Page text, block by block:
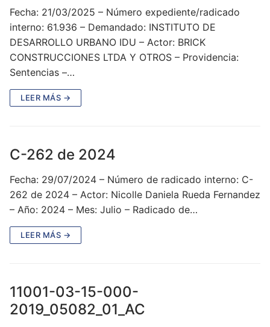
Fecha: 21/03/2025 – Número expediente/radicado
interno: 61.936 – Demandado: INSTITUTO DE
DESARROLLO URBANO IDU – Actor: BRICK
CONSTRUCCIONES LTDA Y OTROS – Providencia:
Sentencias –…
LEER MÁS →
C-262 de 2024
Fecha: 29/07/2024 – Número de radicado interno: C-
262 de 2024 – Actor: Nicolle Daniela Rueda Fernandez
– Año: 2024 – Mes: Julio – Radicado de…
LEER MÁS →
11001-03-15-000-
2019_05082_01_AC